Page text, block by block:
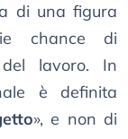
di una figura
chance di
lavoro. In
è definita
», e non di